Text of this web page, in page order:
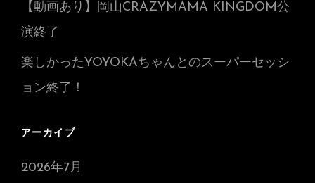
【動画あり】岡山CRAZYMAMA KINGDOM公
演終了
楽しかったYOYOKAちゃんとのスーパーセッシ
ョン終了！
アーカイブ
2026年7月